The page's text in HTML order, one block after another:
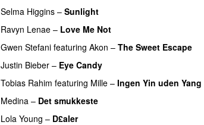
Selma Higgins – Sunlight
Ravyn Lenae – Love Me Not
Gwen Stefani featuring Akon – The Sweet Escape
Justin Bieber – Eye Candy
Tobias Rahim featuring Mille – Ingen Yin uden Yang
Medina – Det smukkeste
Lola Young – D£aler